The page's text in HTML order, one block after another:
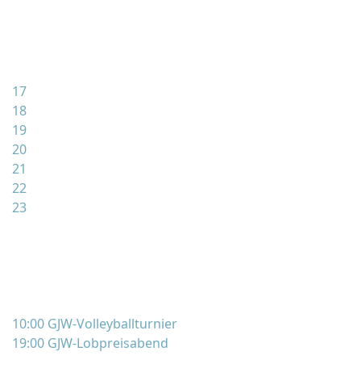
17
18
19
20
21
22
23
10:00 GJW-Volleyballturnier
19:00 GJW-Lobpreisabend